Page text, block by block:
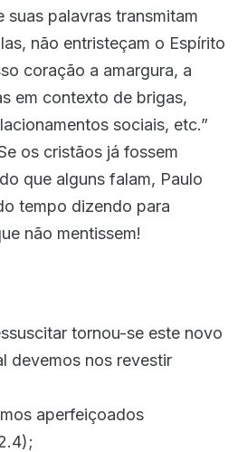
suas palavras transmitam
não entristeçam o Espírito
coração a amargura, a
em contexto de brigas,
sociais, etc.”
os cristãos já fossem
que alguns falam, Paulo
tempo dizendo para
não mentissem!
tornou-se este novo
devemos nos revestir
aperfeiçoados